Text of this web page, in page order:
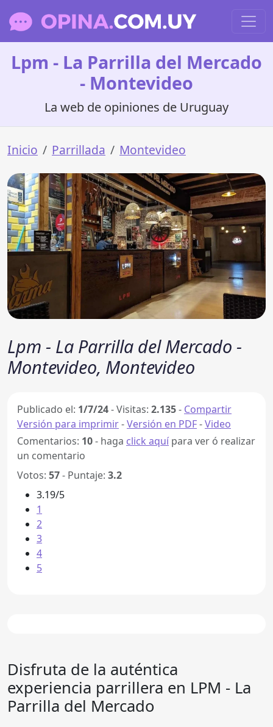
Lpm - La Parrilla del Mercado
- Montevideo
La web de opiniones de Uruguay
Inicio Parrillada Montevideo
Lpm - La Parrilla del Mercado -
Montevideo, Montevideo
Publicado el: 1/7/24-Visitas: 2.135- Compartir
Versión para imprimir-Versión en PDF-Video
Comentarios: 10- haga click aquí para ver ó realizar
un comentario
Votos: 57- Puntaje: 3.2
3.19/5
1
2
3
4
5
Disfruta de la auténtica
experiencia parrillera en LPM - La
Parrilla del Mercado